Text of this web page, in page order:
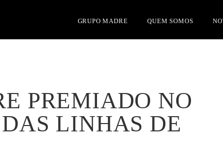
GRUPO MADRE QUEM SOMOS
PREMIADO NO
LINHAS DE